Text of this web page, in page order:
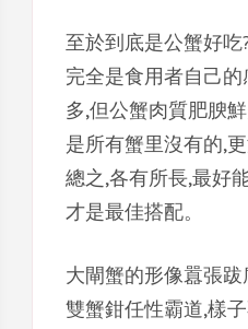
至於到底是公蟹好
完全是食用者自己
多,但公蟹肉質肥腴
是所有蟹里沒有的,
總之,各有所長,最好
才是最佳搭配。
大閘蟹的形像囂張
雙蟹鉗任性霸道,樣